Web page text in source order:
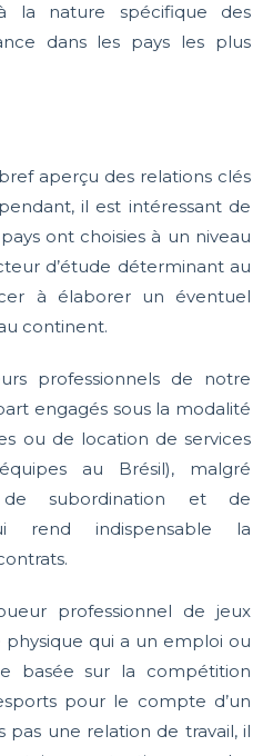
la nature spécifique des
dans les pays les plus
aperçu des relations clés
il est intéressant de
ont choisies à un niveau
d’étude déterminant au
à élaborer un éventuel
continent.
professionnels de notre
engagés sous la modalité
ou de location de services
au Brésil), malgré
de subordination et de
rend indispensable la
professionnel de jeux
qui a un emploi ou
basée sur la compétition
pour le compte d’un
pas une relation de travail, il